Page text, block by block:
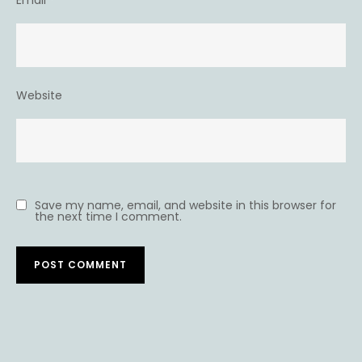
Website
Save my name, email, and website in this browser for
the next time I comment.